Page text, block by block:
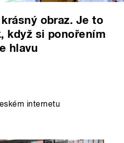
obraz. Je to
když si ponořením
hlavu
internetu